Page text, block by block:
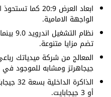
الواجهة الامامية.
تضم مزايا متنوعة.
جيجاهرتز ومشابه للموجود في
أو 3 جيجابايت.